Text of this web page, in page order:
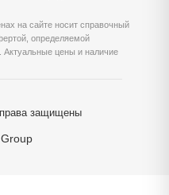
на сайте носит справочный
определяемой
Актуальные цены и наличие
защищены